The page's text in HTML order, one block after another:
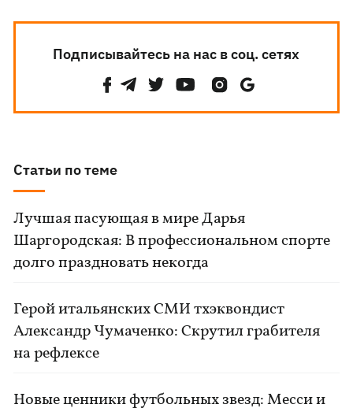
Подписывайтесь на нас в соц. сетях
Статьи по теме
Лучшая пасующая в мире Дарья
Шаргородская: В профессиональном спорте
долго праздновать некогда
Герой итальянских СМИ тхэквондист
Александр Чумаченко: Скрутил грабителя
на рефлексе
Новые ценники футбольных звезд: Месси и